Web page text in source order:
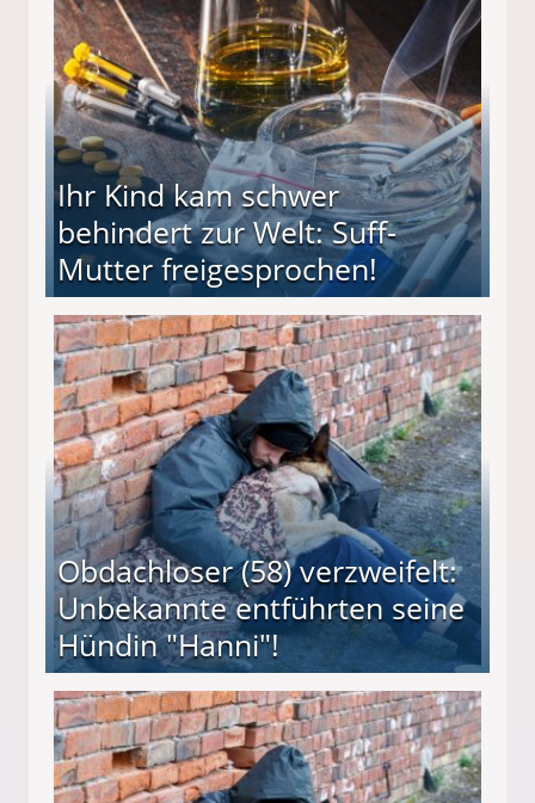
Ihr Kind kam schwer
behindert zur Welt: Suff-
Mutter freigesprochen!
Mutter freigesprochen!
Obdachloser (58) verzweifelt:
Unbekannte entführten seine
Hündin "Hanni"!
entführten seine Hündin "Hanni"!